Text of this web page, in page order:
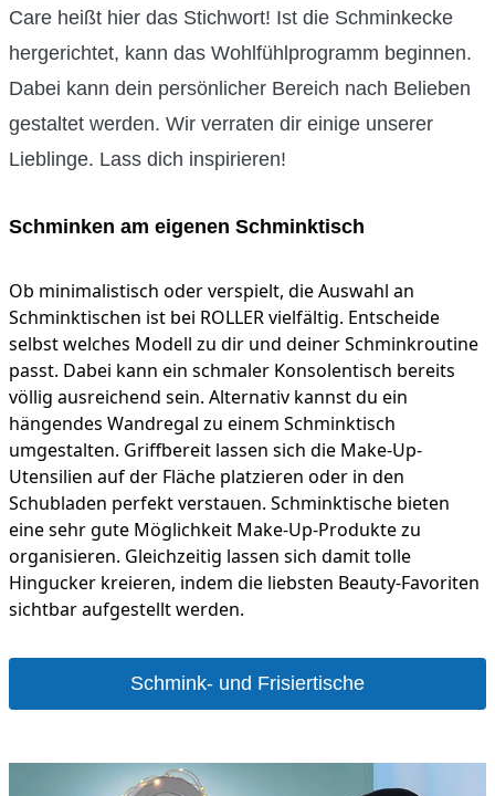
Care heißt hier das Stichwort! Ist die Schminkecke
hergerichtet, kann das Wohlfühlprogramm beginnen.
Dabei kann dein persönlicher Bereich nach Belieben
gestaltet werden. Wir verraten dir einige unserer
Lieblinge. Lass dich inspirieren!
Schminken am eigenen Schminktisch
Ob minimalistisch oder verspielt, die Auswahl an
Schminktischen ist bei ROLLER vielfältig. Entscheide
selbst welches Modell zu dir und deiner Schminkroutine
passt. Dabei kann ein schmaler Konsolentisch bereits
völlig ausreichend sein. Alternativ kannst du ein
hängendes Wandregal zu einem Schminktisch
umgestalten. Griffbereit lassen sich die Make-Up-
Utensilien auf der Fläche platzieren oder in den
Schubladen perfekt verstauen. Schminktische bieten
eine sehr gute Möglichkeit Make-Up-Produkte zu
organisieren. Gleichzeitig lassen sich damit tolle
Hingucker kreieren, indem die liebsten Beauty-Favoriten
sichtbar aufgestellt werden.
Schmink- und Frisiertische